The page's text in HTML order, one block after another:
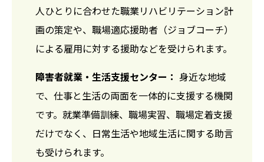
人ひとりに合わせた職業リハビリテーション計
画の策定や、職場適応援助者（ジョブコーチ）
による雇用に対する援助などを受けられます。
障害者就業・生活支援センター： 身近な地域
で、仕事と生活の両面を一体的に支援する機関
です。就業準備訓練、職場実習、職場定着支援
だけでなく、日常生活や地域生活に関する助言
も受けられます。